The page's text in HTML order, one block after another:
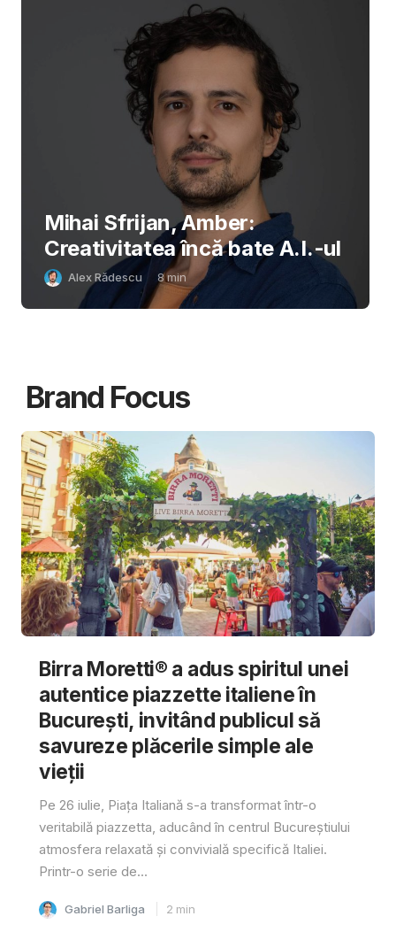
Mihai Sfrijan, Amber:
Creativitatea încă bate A.I.-ul
Alex Rădescu 8min
Brand Focus
Birra Moretti® a adus spiritul unei
autentice piazzette italiene în
București, invitând publicul să
savureze plăcerile simple ale
vieții
Pe 26 iulie, Piața Italiană s-a transformat într-o
veritabilă piazzetta, aducând în centrul Bucureștiului
atmosfera relaxată și convivială specifică Italiei.
Printr-o serie de...
Gabriel Barliga 2 min